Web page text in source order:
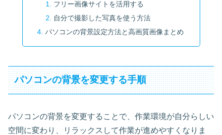
フリー画像サイトを活用する
自分で撮影した写真を使う方法
パソコンの背景設定方法と高画質画像まとめ
パソコンの背景を変更する手順
パソコンの背景を変更することで、作業環境が自分らしい
空間に変わり、リラックスして作業が進めやすくなりま